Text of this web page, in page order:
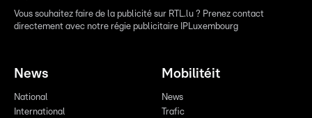
Vous souhaitez faire de la publicité sur RTL.lu ? Prenez contact
directement avec notre régie publicitaire IPLuxembourg
News
National
International
Mobilitéit
News
Trafic